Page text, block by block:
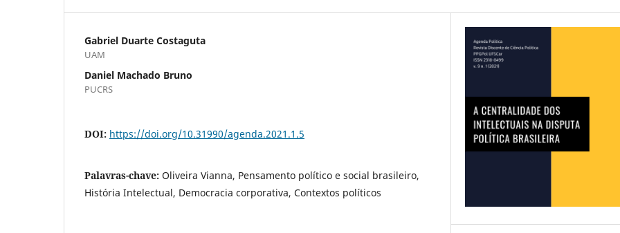
Gabriel Duarte Costaguta
UAM
Daniel Machado Bruno
PUCRS
DOI: https://doi.org/10.31990/agenda.2021.1.5
Palavras-chave: Oliveira Vianna, Pensamento político e social brasileiro,
História Intelectual, Democracia corporativa, Contextos políticos